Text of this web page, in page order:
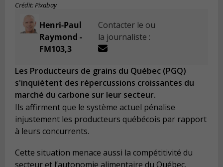
Crédit: Pixabay
Henri-Paul
Raymond -
FM103,3
Contacter le ou
la journaliste :
Les Producteurs de grains du Québec (PGQ)
s'inquiètent des répercussions croissantes du
marché du carbone sur leur secteur.
Ils affirment que le système actuel pénalise
injustement les producteurs québécois par rapport
à leurs concurrents.
Cette situation menace aussi la compétitivité du
secteur et l’autonomie alimentaire du Québec.